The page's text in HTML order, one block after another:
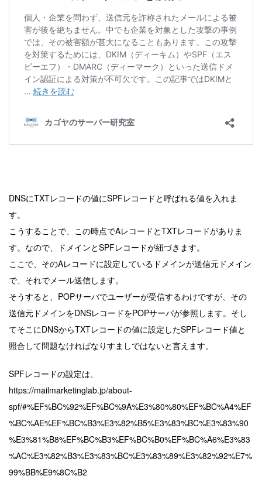
DNSにTXTレコードの値にSPFレコードと呼ばれる値を入れま
す。
こうすることで、この時点でAレコードとTXTレコードがありま
す。なので、ドメインとSPFレコードが紐づきます。
ここで、そのAレコードに設定しているドメインが送信元ドメイン
で、それでメール送信します。
そうすると、POPサーバでユーザーが受信するわけですが、その
送信元ドメインをDNSレコードをPOPサーバが参照します。そし
てそこにDNSからTXTレコードの値に設定したSPFレコード値と
照合して問題なければなりすましではないと言えます。
SPFレコードの設定は、
https://mailmarketinglab.jp/about-
spf/#%EF%BC%92%EF%BC%9A%E3%80%80%EF%BC%A4%EF
%BC%AE%EF%BC%B3%E3%82%B5%E3%83%BC%E3%83%90
%E3%81%B8%EF%BC%B3%EF%BC%B0%EF%BC%A6%E3%83
%AC%E3%82%B3%E3%83%BC%E3%83%89%E3%82%92%E7%
99%BB%E9%8C%B2